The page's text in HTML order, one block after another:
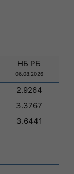
НБ РБ
06.08.2026
2.9264
3.3767
3.6441